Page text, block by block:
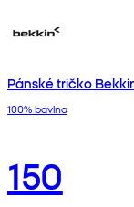
Pánské tričko
100% bavlna
150